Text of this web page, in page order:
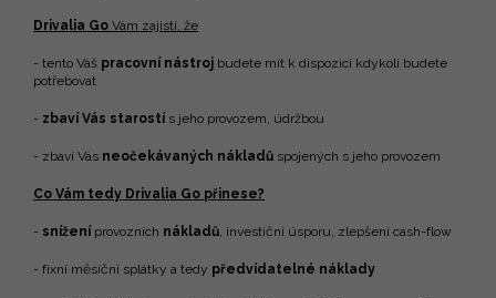
Drivalia Go Vám zajistí, že
- tento Váš pracovní nástroj budete mít k dispozici kdykoli budete
potřebovat
- zbaví Vás starostí s jeho provozem, údržbou
- zbaví Vás neočekávaných nákladů spojených s jeho provozem
Co Vám tedy Drivalia Go přinese?
- snížení provozních nákladů, investiční úsporu, zlepšení cash-flow
- fixní měsíční splátky a tedy předvídatelné náklady